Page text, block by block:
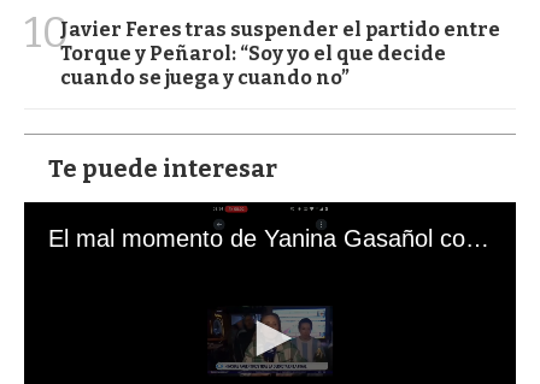
10Javier Feres tras suspender el partido entre
Torque y Peñarol: “Soy yo el que decide
cuando se juega y cuando no”
Te puede interesar
El mal momento de Yanina Gasañol con un hincha argentino en "Subrayado"